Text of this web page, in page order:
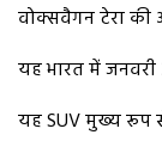
वोक्सवैगन टेरा
यह भारत में
यह SUV मुख्य रूप